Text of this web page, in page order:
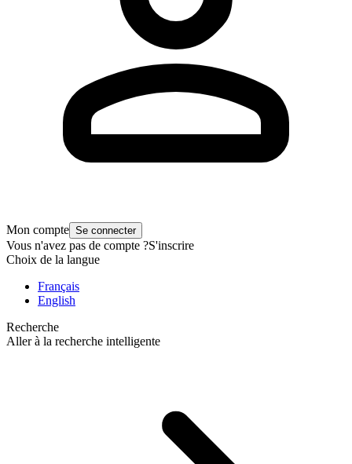
Mon compte Se connecter
Vous n'avez pas de compte ?S'inscrire
Choix de la langue
Français
English
Recherche
Aller à la recherche intelligente